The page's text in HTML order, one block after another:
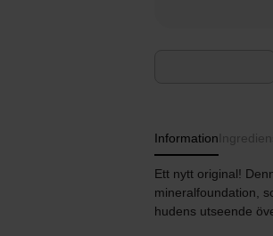
Information
Ett nytt original!
mineralfoundation,
hudens utseende